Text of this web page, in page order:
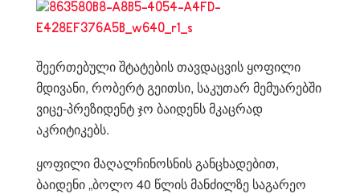
შეერთებული შტატების თავდაცვის ყოფილი
მდივანი, რობერტ გეითსი, საკუთარ მემუარებში
ვიცე-პრეზიდენტ ჯო ბაიდენს მკაცრად
აკრიტიკებს.
ყოფილი მაღალჩინოსნის განცხადებით,
ბაიდენი „ბოლო 40 წლის მანძილზე საგარეო